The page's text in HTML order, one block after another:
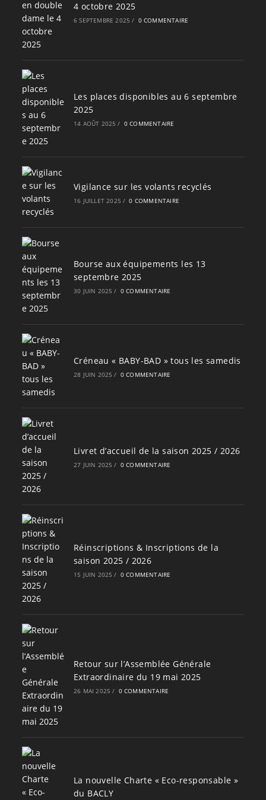
4 octobre 2025
6 SEPTEMBRE 2025 / 0 COMMENTAIRE
Les places disponibles au 6 septembre
2025
14 AOÛT 2025 / 0 COMMENTAIRE
Vigilance sur les volants recyclés
16 JUILLET 2025 / 0 COMMENTAIRE
Bourse aux équipements les 13
septembre 2025
30 JUIN 2025 / 0 COMMENTAIRE
Créneau « BABY-BAD » tous les samedis
28 JUIN 2025 / 0 COMMENTAIRE
Livret d’accueil de la saison 2025 / 2026
27 JUIN 2025 / 0 COMMENTAIRE
Réinscriptions & Inscriptions de la
saison 2025 / 2026
15 JUIN 2025 / 0 COMMENTAIRE
Retour sur l’Assemblée Générale
Extraordinaire du 19 mai 2025
26 MAI 2025 / 0 COMMENTAIRE
La nouvelle Charte « Eco-responsable »
du BACLY